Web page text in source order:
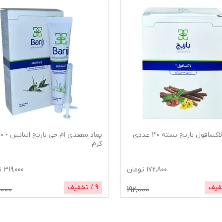
باریج بسته 30 عددی
172,800 تومان
192,000
پماد
گرم
319,000
9% تخفیف